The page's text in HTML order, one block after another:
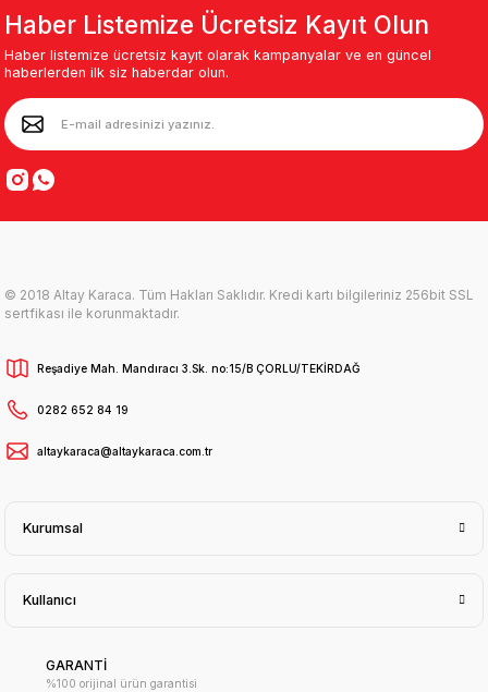
Haber Listemize Ücretsiz Kayıt Olun
Haber listemize ücretsiz kayıt olarak kampanyalar ve en güncel
haberlerden ilk siz haberdar olun.
© 2018 Altay Karaca. Tüm Hakları Saklıdır. Kredi kartı bilgileriniz 256bit SSL
sertfikası ile korunmaktadır.
Reşadiye Mah. Mandıracı 3.Sk. no:15/B ÇORLU/TEKİRDAĞ
0282 652 84 19
altaykaraca@altaykaraca.com.tr
Kurumsal
Kullanıcı
GARANTİ
%100 orijinal ürün garantisi